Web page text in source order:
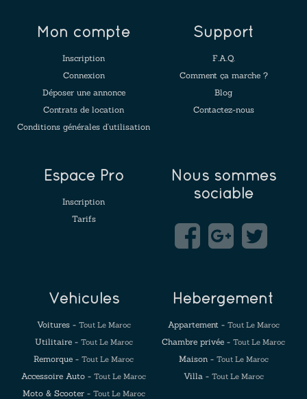
Mon compte
Inscription
Connexion
Déposer une annonce
Contrats de location
Conditions générales d'utilisation
Support
F.A.Q.
Comment ça marche ?
Blog
Contactez-nous
Espace Pro
Inscription
Tarifs
Nous sommes
sociable
Véhicules
Voitures - Tout Le Maroc
Utilitaire - Tout Le Maroc
Remorque - Tout Le Maroc
Accessoire Auto - Tout Le Maroc
Moto & Scooter - Tout Le Maroc
Hébergement
Appartement - Tout Le Maroc
Chambre privée - Tout Le Maroc
Maison - Tout Le Maroc
Villa - Tout Le Maroc